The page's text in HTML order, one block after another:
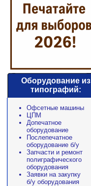
Оборудование из
типографий:
Офсетные машины
ЦПМ
Допечатное
оборудование
Послепечатное
оборудование б/у
Запчасти и ремонт
полиграфического
оборудования
Заявки на закупку
б/у оборудования